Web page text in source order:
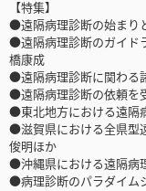
【特集】
●遠隔病理診断の始まり
●遠隔病理診断のガイド
橋康成
●遠隔病理診断に関わる
●遠隔病理診断の依頼を
●東北地方における遠隔
●滋賀県における全県型
俊明ほか
●沖縄県における遠隔病
●病理診断のパラダイム